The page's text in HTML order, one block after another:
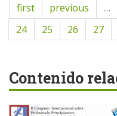
first previous …
24
25 26 27
Contenido